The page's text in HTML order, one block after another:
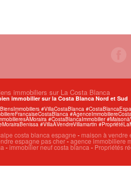
immobiliers sur La Costa Blanca
immobilier sur la Costa Blanca Nord et Sud
#VillaCostaBlanca
#CostaBlancaImmobilier
#VillaÀVendreVillamartin
costa blanca espagne - maison à vendre
espagne pas cher-agence immobiliere
-immobilier neuf costa blanca- Propriétés